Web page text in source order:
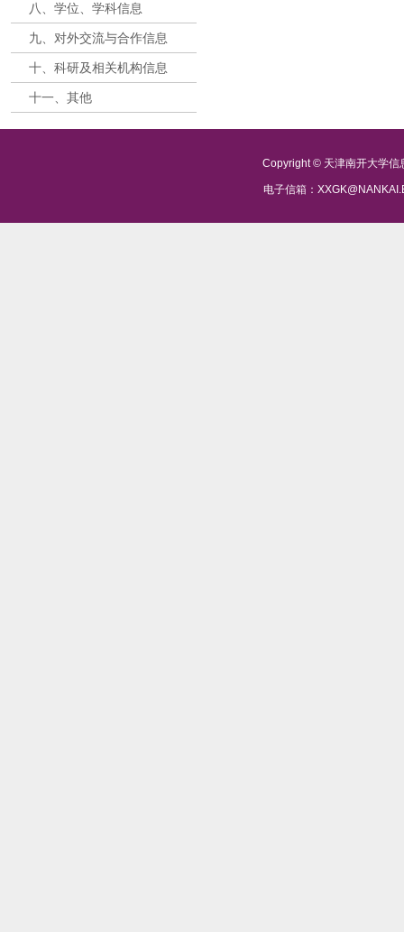
八、学位、学科信息
九、对外交流与合作信息
十、科研及相关机构信息
十一、其他
Copyright © 天津南开大学信
电子信箱：